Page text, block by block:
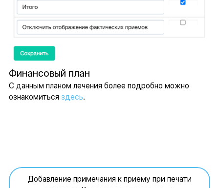
Финансовый план
С данным планом лечения более подробно можно
ознакомиться здесь.
Добавление примечания к приему при печати